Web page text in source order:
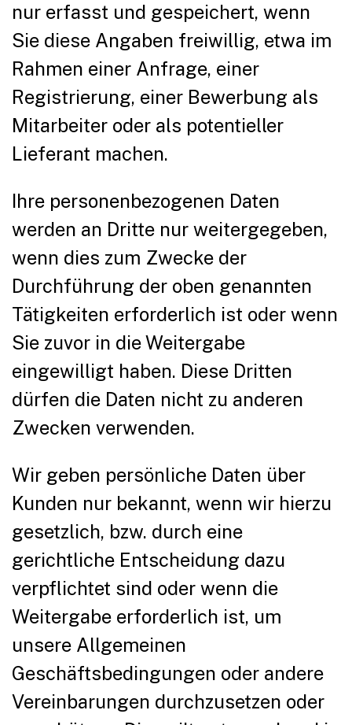
nur erfasst und gespeichert, wenn
Sie diese Angaben freiwillig, etwa im
Rahmen einer Anfrage, einer
Registrierung, einer Bewerbung als
Mitarbeiter oder als potentieller
Lieferant machen.
Ihre personenbezogenen Daten
werden an Dritte nur weitergegeben,
wenn dies zum Zwecke der
Durchführung der oben genannten
Tätigkeiten erforderlich ist oder wenn
Sie zuvor in die Weitergabe
eingewilligt haben. Diese Dritten
dürfen die Daten nicht zu anderen
Zwecken verwenden.
Wir geben persönliche Daten über
Kunden nur bekannt, wenn wir hierzu
gesetzlich, bzw. durch eine
gerichtliche Entscheidung dazu
verpflichtet sind oder wenn die
Weitergabe erforderlich ist, um
unsere Allgemeinen
Geschäftsbedingungen oder andere
Vereinbarungen durchzusetzen oder